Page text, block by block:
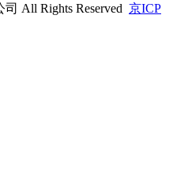
All Rights Reserved 京ICP